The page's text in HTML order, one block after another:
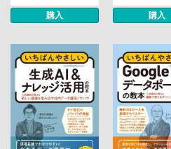
購入 購入